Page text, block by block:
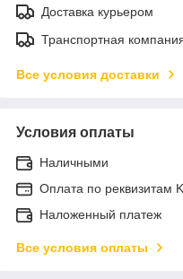
Доставка курьером
Транспортная
Все условия доставки
Условия оплаты
Наличными
Оплата по реквизитам
Наложенный платеж
Все условия оплаты